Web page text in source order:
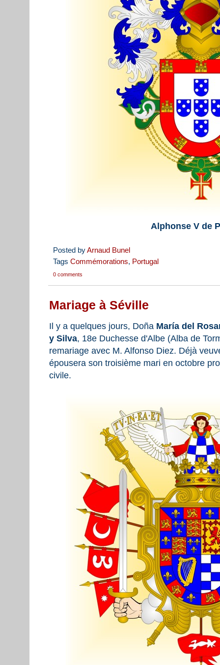
Alphonse V de
Posted byArnaud Bunel
Tags Commémorations, Portugal
0 comments
Mariage à Séville
Il y a quelques jours, Doña María del
y Silva, 18e Duchesse d'Albe (Alba de
remariage avec M. Alfonso Diez. Déjà
épousera son troisième mari en octobre
civile.